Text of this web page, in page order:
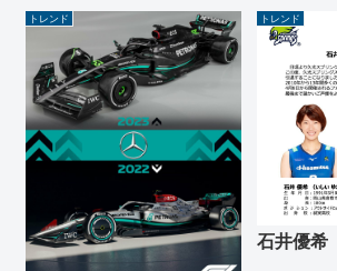
トレンド トレンド
石井優希